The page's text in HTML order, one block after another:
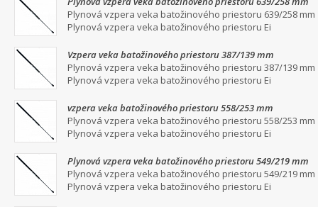
Plynová vzpera veka batožinového priestoru 639/258 mm
Plynová vzpera veka batožinového priestoru Ei
Vzpera veka batožinového priestoru 387/139 mm
Plynová vzpera veka batožinového priestoru 387/139 mm
Plynová vzpera veka batožinového priestoru Ei
vzpera veka batožinového priestoru 558/253 mm
Plynová vzpera veka batožinového priestoru 558/253 mm
Plynová vzpera veka batožinového priestoru Ei
Plynová vzpera veka batožinového priestoru 549/219 mm
Plynová vzpera veka batožinového priestoru 549/219 mm
Plynová vzpera veka batožinového priestoru Ei